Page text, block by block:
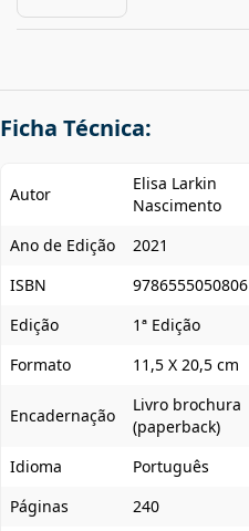
Ficha Técnica:
Autor
Elisa Larkin
Nascimento
Ano de Edição
2021
ISBN
9786555050806
Edição
1ª Edição
Formato
11,5 X 20,5 cm
Encadernação
Livro brochura
(paperback)
Idioma
Português
Páginas
240